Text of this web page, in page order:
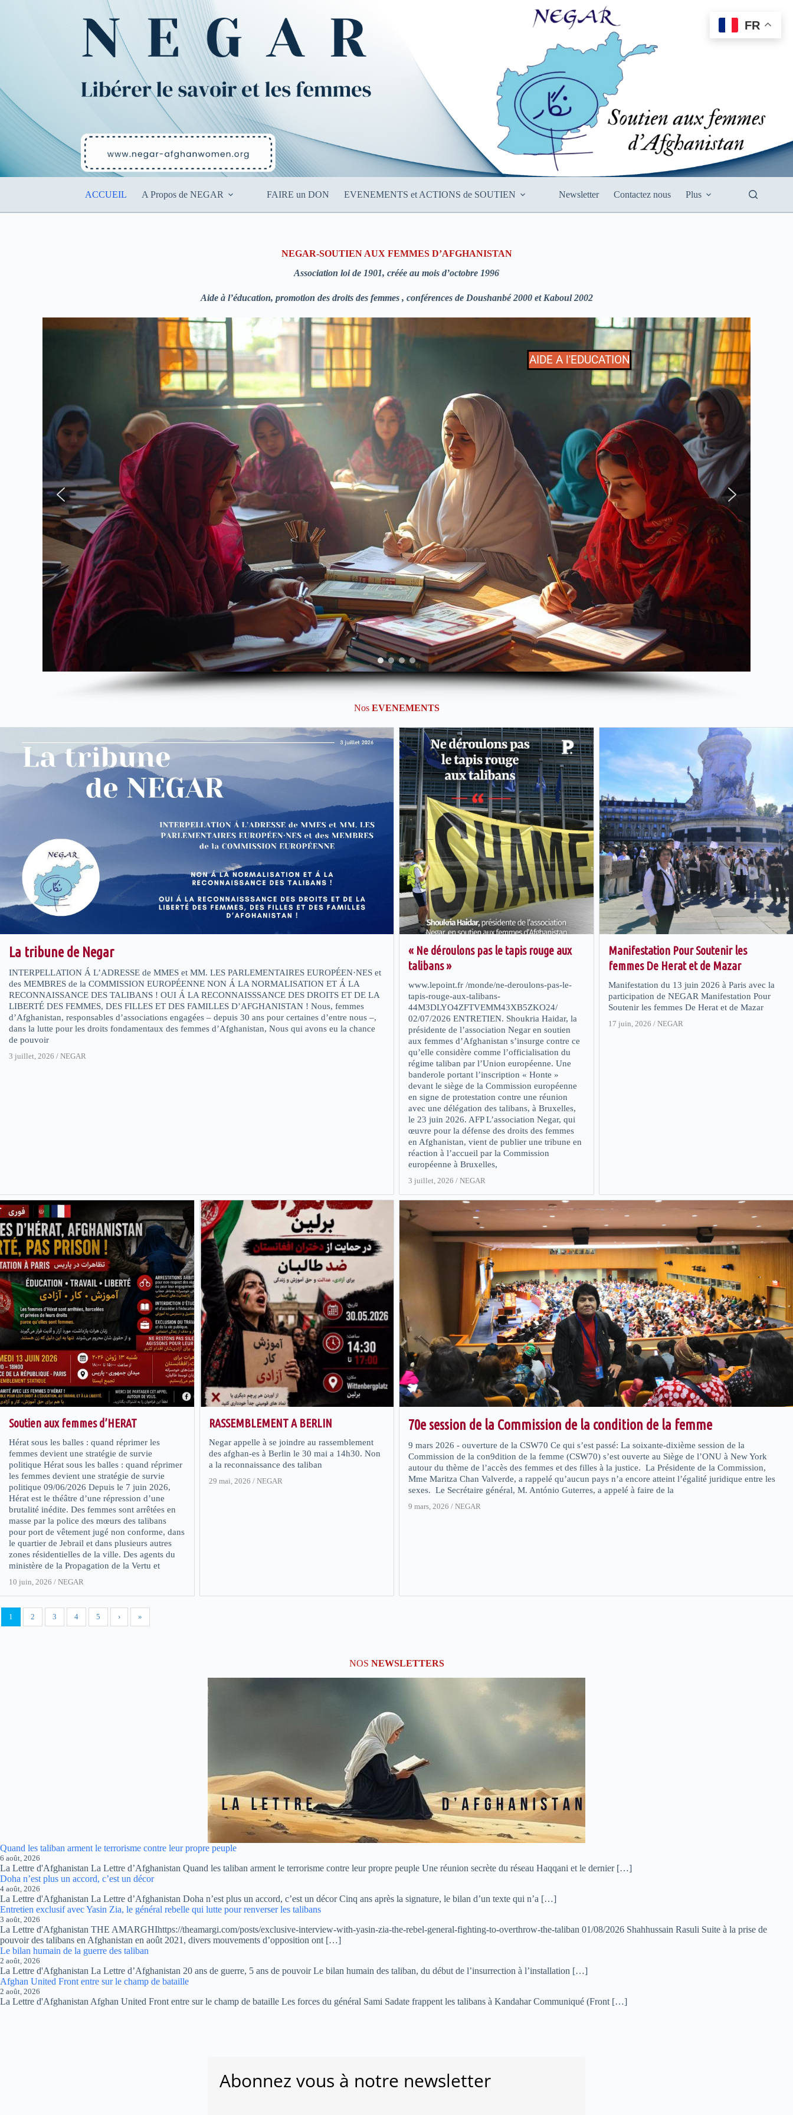
ACCUEIL A Propos de NEGAR FAIRE un DON EVENEMENTS et ACTIONS de SOUTIEN Newsletter Contactez nous Plus
NEGAR-SOUTIEN AUX FEMMES D’AFGHANISTAN
Association loi de 1901, créée au mois d’octobre 1996
Aide à l’éducation, promotion des droits des femmes , conférences de Doushanbé 2000 et Kaboul 2002
AIDE A l'EDUCATION
Nos EVENEMENTS
La tribune de Negar
INTERPELLATION Á L’ADRESSE de MMES et MM. LES PARLEMENTAIRES EUROPÉEN·NES et
des MEMBRES de la COMMISSION EUROPÉENNE NON Á LA NORMALISATION ET Á LA
RECONNAISSANCE DES TALIBANS ! OUI Á LA RECONNAISSSANCE DES DROITS ET DE LA
LIBERTÉ DES FEMMES, DES FILLES ET DES FAMILLES D’AFGHANISTAN ! Nous, femmes
d’Afghanistan, responsables d’associations engagées – depuis 30 ans pour certaines d’entre nous –,
dans la lutte pour les droits fondamentaux des femmes d’Afghanistan, Nous qui avons eu la chance
de pouvoir
3 juillet, 2026 / NEGAR
« Ne déroulons pas le tapis rouge aux
talibans »
www.lepoint.fr /monde/ne-deroulons-pas-le-
tapis-rouge-aux-talibans-
44M3DLYO4ZFTVEMM43XB5ZKO24/
02/07/2026 ENTRETIEN. Shoukria Haidar, la
présidente de l’association Negar en soutien
aux femmes d’Afghanistan s’insurge contre ce
qu’elle considère comme l’officialisation du
régime taliban par l’Union européenne. Une
banderole portant l’inscription « Honte »
devant le siège de la Commission européenne
en signe de protestation contre une réunion
avec une délégation des talibans, à Bruxelles,
le 23 juin 2026. AFP L’association Negar, qui
œuvre pour la défense des droits des femmes
en Afghanistan, vient de publier une tribune en
réaction à l’accueil par la Commission
européenne à Bruxelles,
3 juillet, 2026 / NEGAR
Manifestation Pour Soutenir les
femmes De Herat et de Mazar
Manifestation du 13 juin 2026 à Paris avec la
participation de NEGAR Manifestation Pour
Soutenir les femmes De Herat et de Mazar
17 juin, 2026 / NEGAR
Soutien aux femmes d’HERAT
Hérat sous les balles : quand réprimer les
femmes devient une stratégie de survie
politique Hérat sous les balles : quand réprimer
les femmes devient une stratégie de survie
politique 09/06/2026 Depuis le 7 juin 2026,
Hérat est le théâtre d’une répression d’une
brutalité inédite. Des femmes sont arrêtées en
masse par la police des mœurs des talibans
pour port de vêtement jugé non conforme, dans
le quartier de Jebrail et dans plusieurs autres
zones résidentielles de la ville. Des agents du
ministère de la Propagation de la Vertu et
10 juin, 2026 / NEGAR
RASSEMBLEMENT A BERLIN
Negar appelle à se joindre au rassemblement
des afghan-es à Berlin le 30 mai a 14h30. Non
a la reconnaissance des taliban
29 mai, 2026 / NEGAR
70e session de la Commission de la condition de la femme
9 mars 2026 - ouverture de la CSW70 Ce qui s’est passé: La soixante-dixième session de la
Commission de la con9dition de la femme (CSW70) s’est ouverte au Siège de l’ONU à New York
autour du thème de l’accès des femmes et des filles à la justice. La Présidente de la Commission,
Mme Maritza Chan Valverde, a rappelé qu’aucun pays n’a encore atteint l’égalité juridique entre les
sexes. Le Secrétaire général, M. António Guterres, a appelé à faire de la
9 mars, 2026 / NEGAR
1 2 3 4 5 › »
NOS NEWSLETTERS
Quand les taliban arment le terrorisme contre leur propre peuple
6 août, 2026
La Lettre d'Afghanistan La Lettre d’Afghanistan Quand les taliban arment le terrorisme contre leur propre peuple Une réunion secrète du réseau Haqqani et le dernier […]
Doha n’est plus un accord, c’est un décor
4 août, 2026
La Lettre d'Afghanistan La Lettre d’Afghanistan Doha n’est plus un accord, c’est un décor Cinq ans après la signature, le bilan d’un texte qui n’a […]
Entretien exclusif avec Yasin Zia, le général rebelle qui lutte pour renverser les talibans
3 août, 2026
La Lettre d'Afghanistan THE AMARGHIhttps://theamargi.com/posts/exclusive-interview-with-yasin-zia-the-rebel-general-fighting-to-overthrow-the-taliban 01/08/2026 Shahhussain Rasuli Suite à la prise de
pouvoir des talibans en Afghanistan en août 2021, divers mouvements d’opposition ont […]
Le bilan humain de la guerre des taliban
2 août, 2026
La Lettre d'Afghanistan La Lettre d’Afghanistan 20 ans de guerre, 5 ans de pouvoir Le bilan humain des taliban, du début de l’insurrection à l’installation […]
Afghan United Front entre sur le champ de bataille
2 août, 2026
La Lettre d'Afghanistan Afghan United Front entre sur le champ de bataille Les forces du général Sami Sadate frappent les talibans à Kandahar Communiqué (Front […]
Abonnez vous à notre newsletter
FR